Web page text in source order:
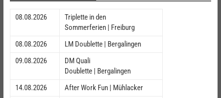
08.08.2026
Triplette in den
Sommerferien | Freiburg
08.08.2026
LM Doublette | Bergalingen
09.08.2026
DM Quali
Doublette | Bergalingen
14.08.2026
After Work Fun | Mühlacker